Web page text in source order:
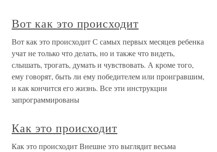
Вот как это происходит
Вот как это происходит С самых первых месяцев ребенка
учат не только что делать, но и также что видеть,
слышать, трогать, думать и чувствовать. А кроме того,
ему говорят, быть ли ему победителем или проигравшим,
и как кончится его жизнь. Все эти инструкции
запрограммированы
Как это происходит
Как это происходит Внешне это выглядит весьма